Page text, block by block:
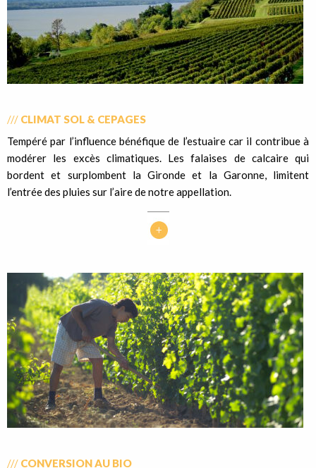
/// CLIMAT SOL & CEPAGES
Tempéré par l’influence bénéfique de l’estuaire car il contribue à
modérer les excès climatiques. Les falaises de calcaire qui
bordent et surplombent la Gironde et la Garonne, limitent
l’entrée des pluies sur l’aire de notre appellation.
/// CONVERSION AU BIO